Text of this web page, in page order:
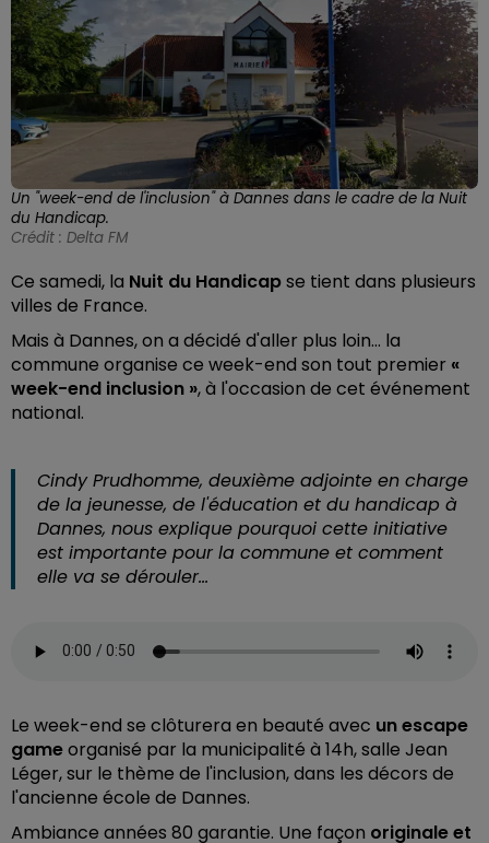
Un "week-end de l'inclusion" à Dannes dans le cadre de la Nuit
du Handicap.
Crédit : Delta FM
Ce samedi, la Nuit du Handicapse tient dans plusieurs
villes de France.
Mais à Dannes, on a décidé d'aller plus loin… la
commune organise ce week-end son tout premier «
week-end inclusion », à l'occasion de cet événement
national.
Cindy Prudhomme, deuxième adjointe en charge
de la jeunesse, de l'éducation et du handicap à
Dannes, nous explique pourquoi cette initiative
est importante pour la commune et comment
elle va se dérouler...
Le week-end se clôturera en beauté avec un escape
gameorganisé par la municipalité à 14h, salle Jean
Léger, sur le thème de l'inclusion, dans les décors de
l'ancienne école de Dannes.
Ambiance années 80 garantie. Une façon originale et